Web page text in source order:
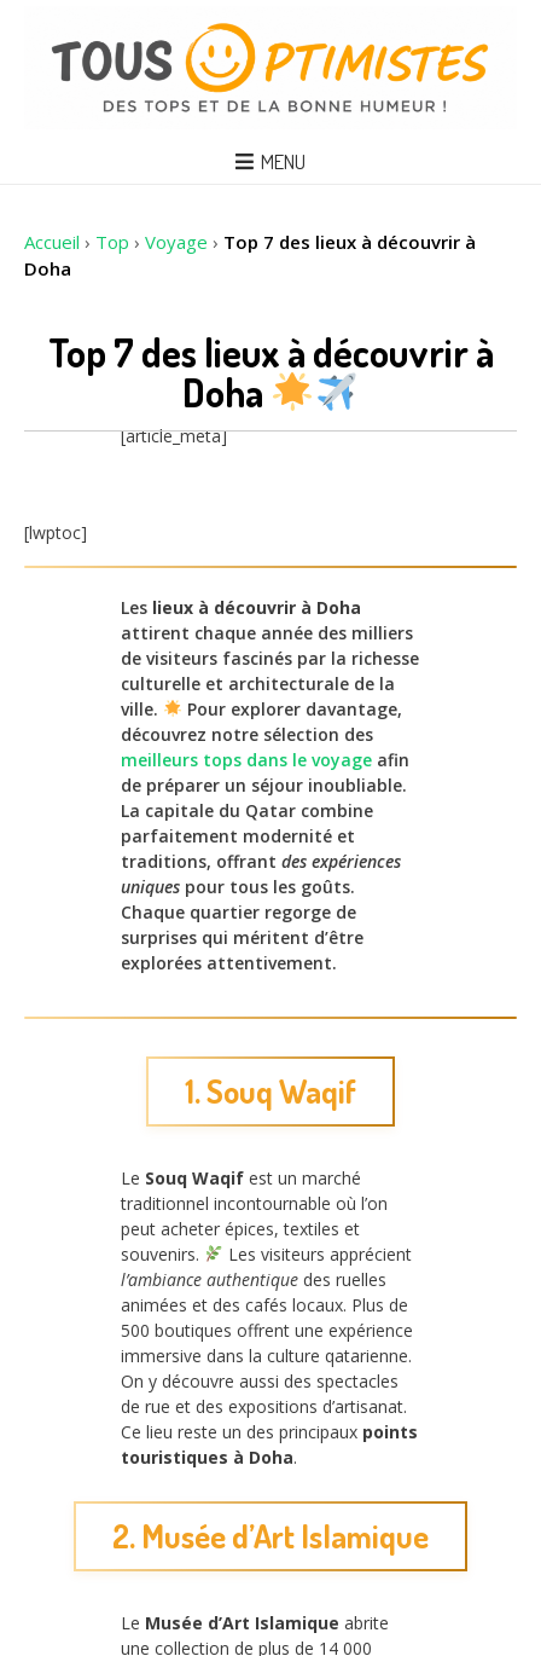
MENU
Accueil › Top › Voyage › Top 7 des lieux à découvrir à
Doha
Top 7 des lieux à découvrir à
Doha
[article_meta]
[lwptoc]
Les lieux à découvrir à Doha
attirent chaque année des milliers
de visiteurs fascinés par la richesse
culturelle et architecturale de la
ville.
Pour explorer davantage,
découvrez notre sélection des
meilleurs tops dans le voyage afin
de préparer un séjour inoubliable.
La capitale du Qatar combine
parfaitement modernité et
traditions, offrant des expériences
uniques pour tous les goûts.
Chaque quartier regorge de
surprises qui méritent d’être
explorées attentivement.
1. Souq Waqif
Le Souq Waqif est un marché
traditionnel incontournable où l’on
peut acheter épices, textiles et
souvenirs.
Les visiteurs apprécient
l’ambiance authentique des ruelles
animées et des cafés locaux. Plus de
500 boutiques offrent une expérience
immersive dans la culture qatarienne.
On y découvre aussi des spectacles
de rue et des expositions d’artisanat.
Ce lieu reste un des principaux points
touristiques à Doha.
2. Musée d’Art Islamique
Le Musée d’Art Islamique abrite
une collection de plus de 14 000